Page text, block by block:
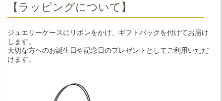
【ラッピングについて】
ジュエリーケースにリボンをかけ、ギフトバックを付けてお届け
します。
大切な方へのお誕生日や記念日のプレゼントとしてご利用いただ
けます。